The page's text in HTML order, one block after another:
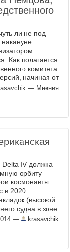
ли не под
Как полагается
комитета
начиная от
...
— Мнения
Delta IV должна
орбиту
космонавты
в 2020
(высокой
судна в зоне
...
— krasavchik